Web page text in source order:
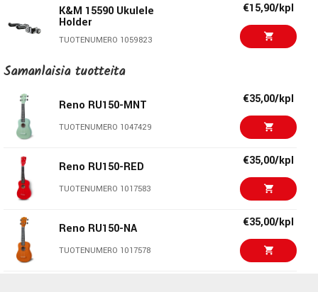
Turquoise
€353,00/kpl
Balanced signal cable
TUOTENUMERO 1031960
€12,00/kpl
K&M 15590 Ukulele
Holder
TUOTENUMERO 1059823
€15,90/kpl
Hercules USP-10WB
TUOTENUMERO 1068914
Samanlaisia ​​tuotteita
Reno RU150-MNT
TUOTENUMERO 1047429
€35,00/kpl
Reno RU150-RED
TUOTENUMERO 1017583
€35,00/kpl
Reno RU150-NA
TUOTENUMERO 1017578
€35,00/kpl